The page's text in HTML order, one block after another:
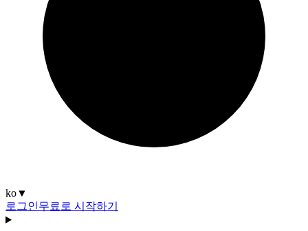
ko▼
로그인무료로 시작하기